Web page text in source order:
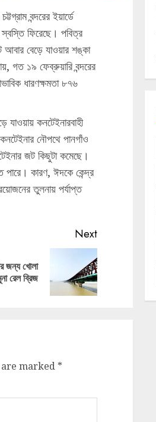
বন্দরের ইয়ার্ডে
ফিরেছে। পবিত্র
বেড়ে যাওয়ার শঙ্কা
গত ১৯ ফেব্রুয়ারি বন্দরের
ধারণক্ষমতা ৮৭৬
যাওয়ায় কনটেইনারবাহী
নৌপথে পানগাঁও
জট কিছুটা কমেছে।
পারে। কারণ, ঈদকে কেন্দ্র
তুলনায় পর্যাপ্ত
Next
জন্য খোলা
রেল ব্রিজ
marked *